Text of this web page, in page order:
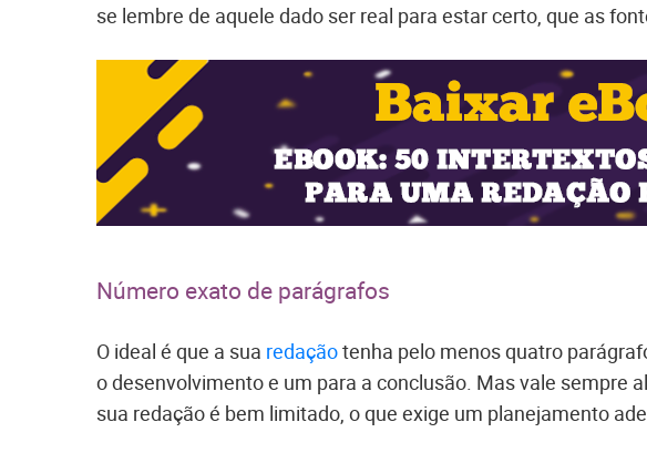
se lembre de aquele dado ser real para estar certo, que as
Número exato de parágrafos
O ideal é que a sua redaçãotenha pelo menos quatro
o desenvolvimento e um para a conclusão. Mas vale sempre
sua redação é bem limitado, o que exige um planejamento